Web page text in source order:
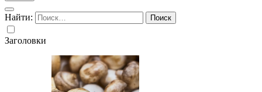
Найти:
Заголовки